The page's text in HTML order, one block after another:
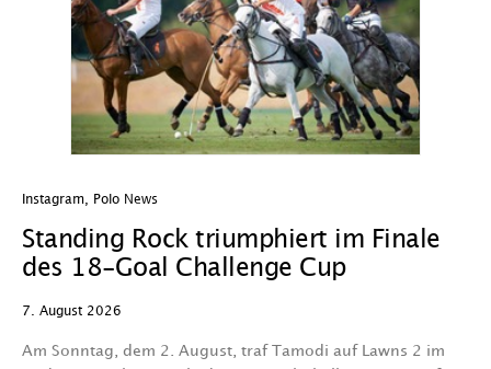
Instagram Polo News
Standing Rock triumphiert im Finale
des 18-Goal Challenge Cup
7. August 2026
Am Sonntag, dem 2. August, traf Tamodi auf Lawns 2 im